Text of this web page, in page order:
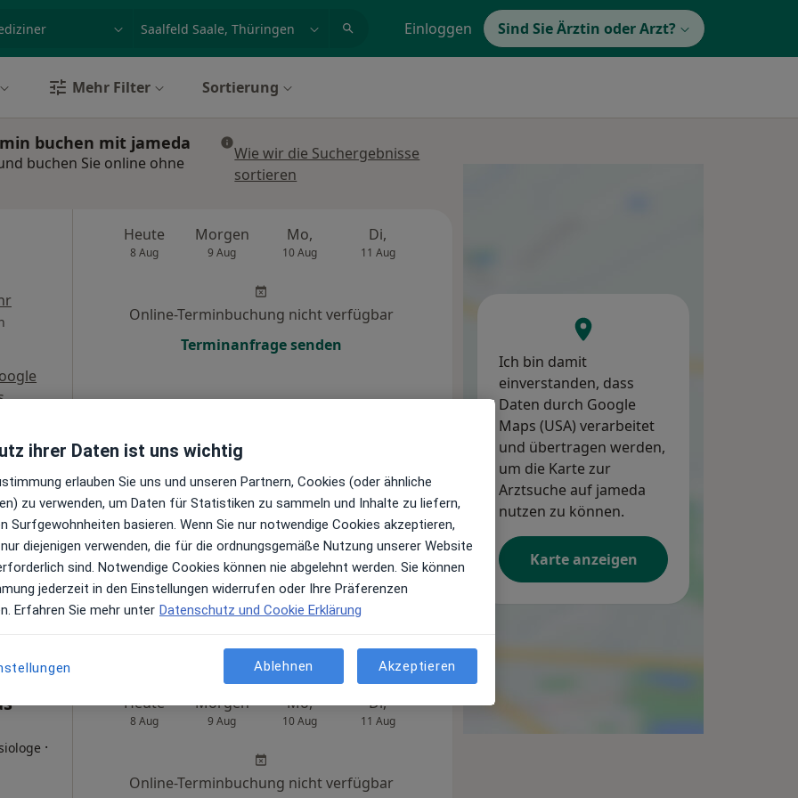
Einloggen Sind Sie Ärztin oder Arzt?
Mehr Filter Sortierung
buchen mit jameda
buchen Sie online ohne
Wie wir die Suchergebnisse
sortieren
Heute
8 Aug
Morgen
9 Aug
Mo,
10 Aug
Di,
11 Aug
Online-Terminbuchung nicht verfügbar
Terminanfrage senden
Maps
Heute
8 Aug
Morgen
9 Aug
Mo,
10 Aug
Di,
11 Aug
Do,
13 Aug
Fr,
14 Aug
Online-Terminbuchung nicht verfügbar
Terminanfrage senden
·
Heute
8 Aug
Morgen
9 Aug
Mo,
10 Aug
Di,
11 Aug
Mi,
Online-Terminbuchung nicht verfügbar
Ich bin damit
einverstanden, dass
Daten durch Google
Maps (USA) verarbeitet
und übertragen werden,
um die Karte zur
Arztsuche auf jameda
nutzen zu können.
Karte anzeigen
ihrer Daten ist uns wichtig
erlauben Sie uns und unseren Partnern, Cookies (oder ähnliche
zu verwenden, um Daten für Statistiken zu sammeln und Inhalte zu liefern,
Surfgewohnheiten basieren. Wenn Sie nur notwendige Cookies akzeptieren,
diejenigen verwenden, die für die ordnungsgemäße Nutzung unserer Website
sind. Notwendige Cookies können nie abgelehnt werden. Sie können
jederzeit in den Einstellungen widerrufen oder Ihre Präferenzen
Erfahren Sie mehr unter Datenschutz und Cookie Erklärung
Ablehnen Akzeptieren